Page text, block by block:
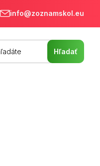
info@zoznamskol.eu